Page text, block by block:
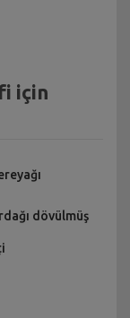
için
dövülmüş